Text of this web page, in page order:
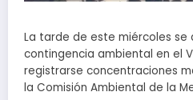
La tarde de este miércoles
contingencia ambiental en el
registrarse concentraciones
la Comisión Ambiental de la